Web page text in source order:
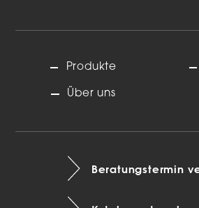
Produkte
Über uns
Beratungstermin